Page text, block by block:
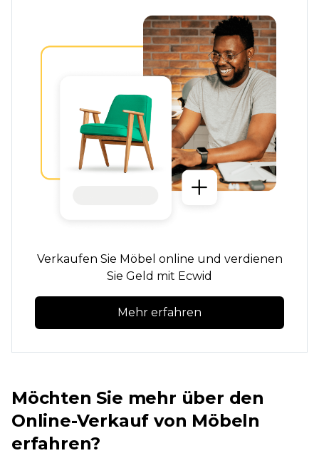
Verkaufen Sie Möbel online und verdienen
Sie Geld mit Ecwid
Mehr erfahren
Möchten Sie mehr über den
Online-Verkauf von Möbeln
erfahren?